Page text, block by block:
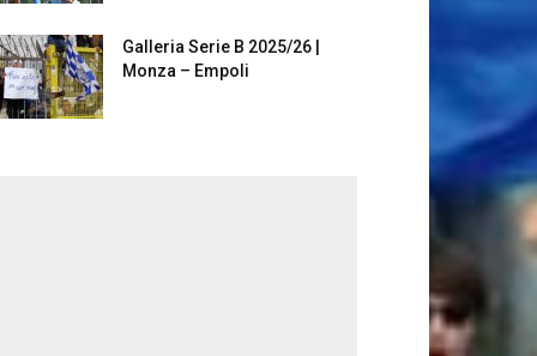
Galleria Serie B 2025/26 |
Monza – Empoli